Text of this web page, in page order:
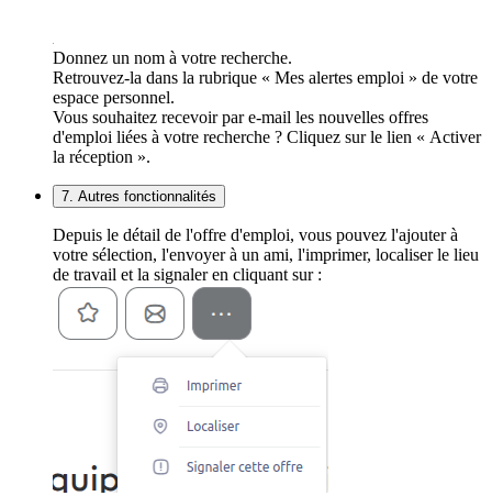
Donnez un nom à votre recherche.
Retrouvez-la dans la rubrique « Mes alertes emploi » de votre
espace personnel.
Vous souhaitez recevoir par e-mail les nouvelles offres
d'emploi liées à votre recherche ? Cliquez sur le lien « Activer
la réception ».
7. Autres fonctionnalités
Depuis le détail de l'offre d'emploi, vous pouvez l'ajouter à
votre sélection, l'envoyer à un ami, l'imprimer, localiser le lieu
de travail et la signaler en cliquant sur :